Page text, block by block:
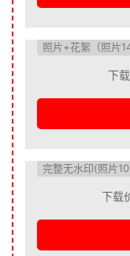
照片+花絮（照片
下
完整无水印(照片
下载